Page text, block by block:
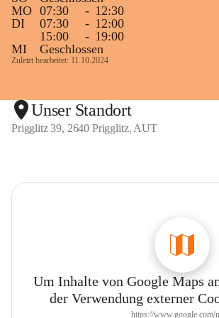
MO 07:30 - 12:30
DI
07:30 - 12:00
15:00
- 19:00
MI
Geschlossen
Zuletzt bearbeitet: 11.10.2024
Unser Standort
Prigglitz 39, 2640 Prigglitz, AUT
Um Inhalte von Google Maps
der Verwendung externer
https://www.google.com/